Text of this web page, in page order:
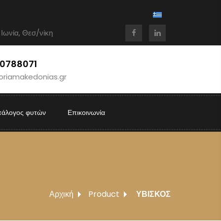
Θεσ/νίκη
φυτών Επικοινωνία
Αρχική Product ΥΒΙΣΚΟΣ